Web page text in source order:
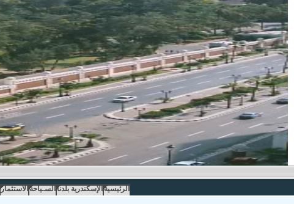
الرئيسية الإسكندرية بلدنا السـياحة الاستثمار